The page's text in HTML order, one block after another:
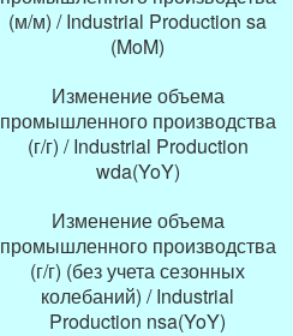
(м/м) / Industrial Production sa
(MoM)
Изменение объема
промышленного производства
(г/г) / Industrial Production
wda(YoY)
Изменение объема
промышленного производства
(г/г) (без учета сезонных
колебаний) / Industrial
Production nsa(YoY)